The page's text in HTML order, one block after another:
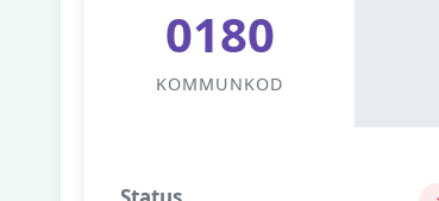
0180
KOMMUNKOD